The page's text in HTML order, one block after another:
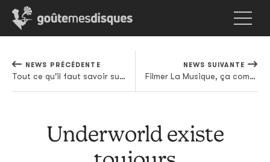
NEWS PRÉCÉDENTE
Tout ce qu'il faut savoir sur le nouvel Interpol
NEWS SUIVANTE
Filmer La Musique, ça commence ce soir!
Underworld existe